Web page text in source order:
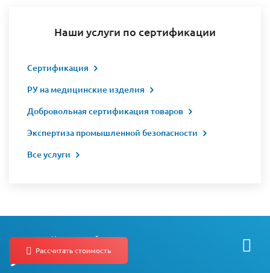
Наши услуги по сертификации
Сертификация
РУ на медицинские изделия
Добровольная сертификация товаров
Экспертиза промышленной безопасности
Все услуги
Независимый
Лицензирования